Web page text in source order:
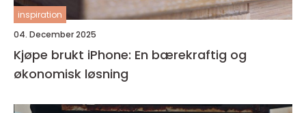
inspiration
04. December 2025
Kjøpe brukt iPhone: En bærekraftig og
økonomisk løsning